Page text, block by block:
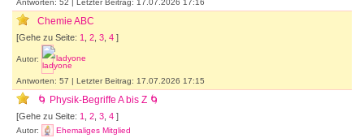
Chemie ABC
[Gehe zu Seite: 1 2 3 4 ]
Autor: ladyone
Antworten: 57 | Letzter Beitrag: 17.07.2026 17:15
🌀 Physik-Begriffe A bis Z 🌀
[Gehe zu Seite: 1 2 3 4 ]
Autor:
Ehemaliges Mitglied